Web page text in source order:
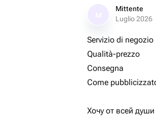
Mittente
Luglio 2026
Servizio di negozio
Qualità-prezzo
Consegna
Come
Хочу от всей